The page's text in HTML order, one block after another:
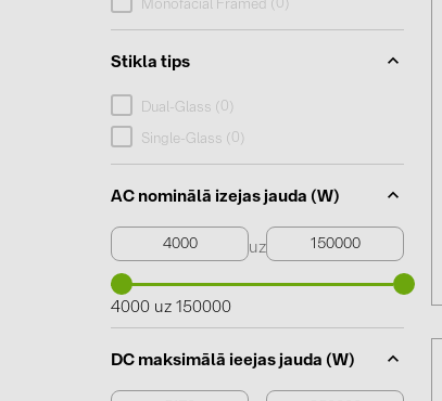
Monofacial Framed ( 0
Stikla tips
Dual-Glass ( 0
Single-Glass ( 0
AC nominālā izejas jauda (W)
uz
4000 uz 150000
DC maksimālā ieejas jauda (W)